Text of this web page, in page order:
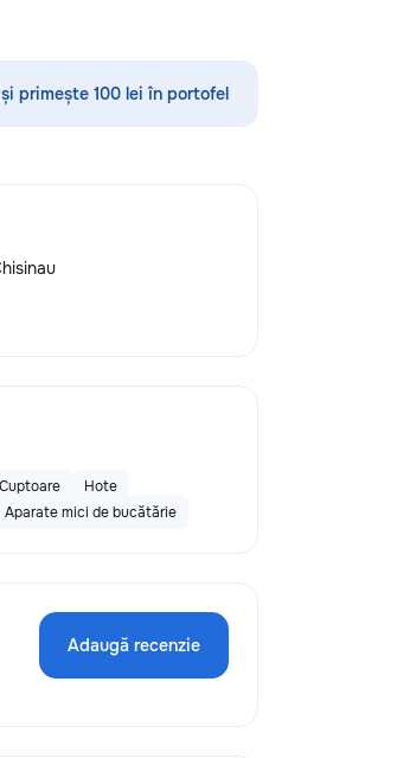
primește 100 lei în portofel
Cuptoare
Hote
Aparate mici de bucătărie
Adaugă recenzie